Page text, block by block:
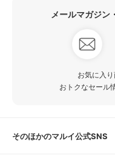
メールマガジン
お気に入
おトクなセール
そのほかのマルイ公式SNS